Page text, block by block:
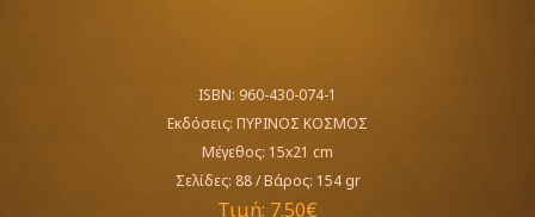
ISBN: 960-430-074-1
Εκδόσεις: ΠΥΡΙΝΟΣ ΚΟΣΜΟΣ
Μέγεθος: 15x21 cm
Σελίδες: 88 /Βάρος: 154 gr
Τιμή: 7.50€